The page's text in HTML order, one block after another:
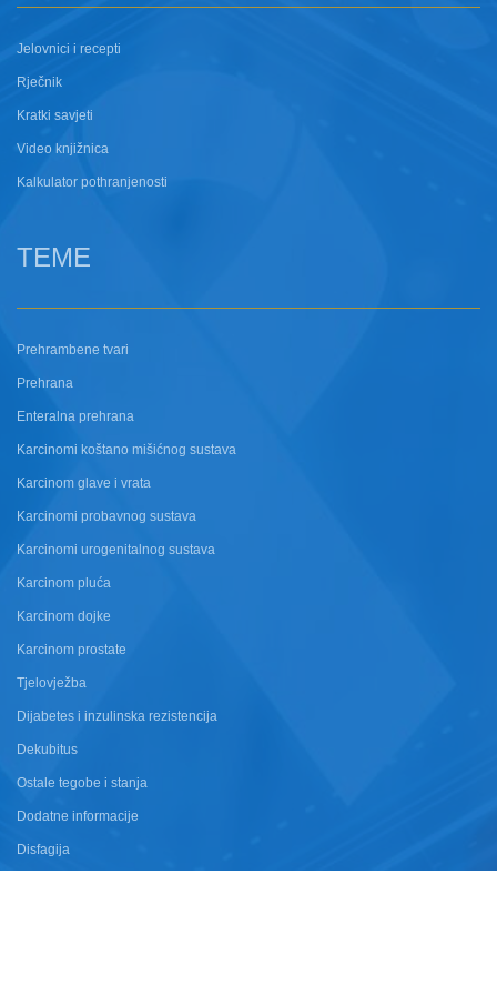
Jelovnici i recepti
Rječnik
Kratki savjeti
Video knjižnica
Kalkulator pothranjenosti
TEME
Prehrambene tvari
Prehrana
Enteralna prehrana
Karcinomi koštano mišićnog sustava
Karcinom glave i vrata
Karcinomi probavnog sustava
Karcinomi urogenitalnog sustava
Karcinom pluća
Karcinom dojke
Karcinom prostate
Tjelovježba
Dijabetes i inzulinska rezistencija
Dekubitus
Ostale tegobe i stanja
Dodatne informacije
Disfagija